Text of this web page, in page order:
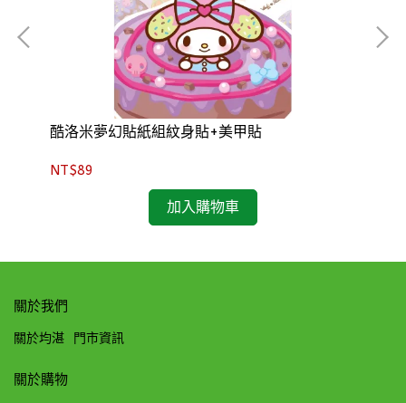
酷洛米夢幻貼紙組紋身貼+美甲貼
NT$89
加入購物車
關於我們
關於均湛 門市資訊
關於購物